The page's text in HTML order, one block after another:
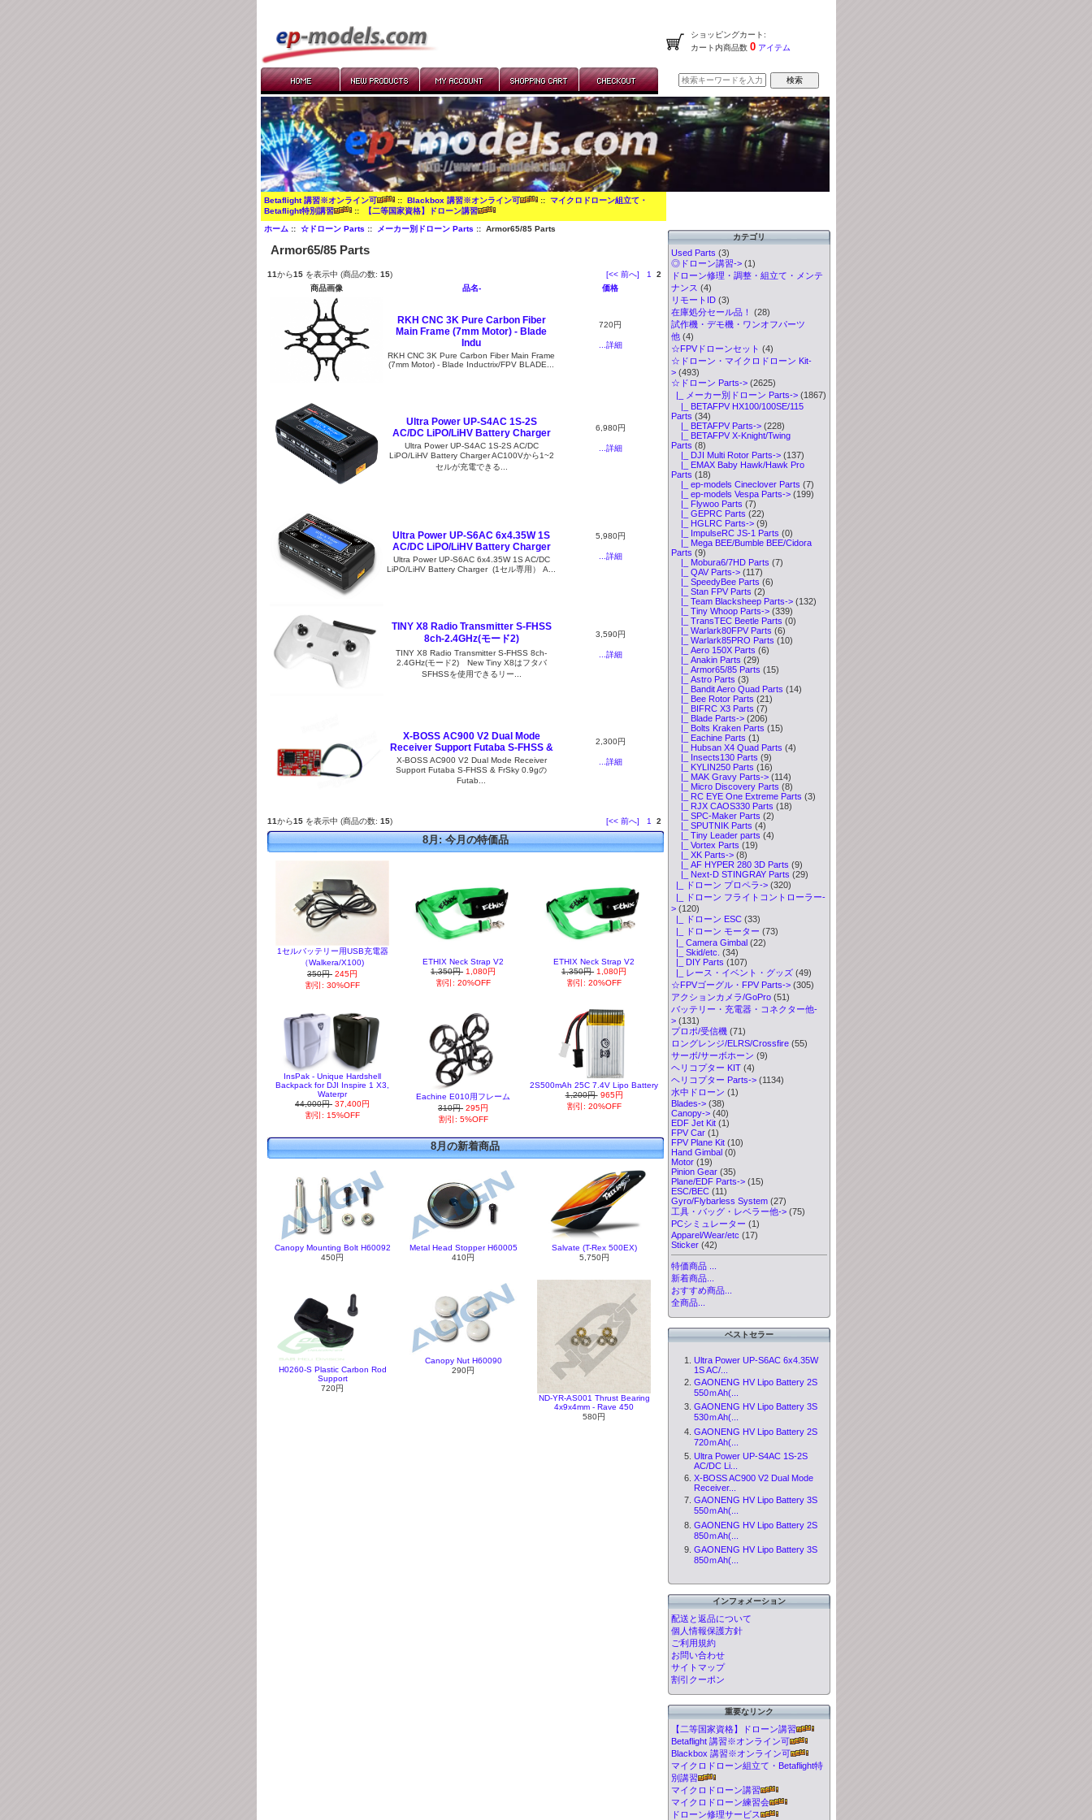
ショッピングカート:
カート内商品数 0アイテム
Betaflight 講習※オンライン可 ::Blackbox 講習※オンライン可 ::マイクロドローン組立て・
Betaflight特別講習
:: 【二等国家資格】ドローン講習
ホーム ::☆ドローン Parts :: メーカー別ドローン Parts :: Armor65/85 Parts
Armor65/85 Parts
11から15を表示中 (商品の数: 15) [<< 前へ] 1
2
商品画像
品名- 価格
RKH CNC 3K Pure Carbon Fiber
Main Frame (7mm Motor) - Blade
Indu
RKH CNC 3K Pure Carbon Fiber Main Frame
(7mm Motor) - Blade Inductrix/FPV BLADE...
720円
...詳細
Ultra Power UP-S4AC 1S-2S
AC/DC LiPO/LiHV Battery Charger
Ultra Power UP-S4AC 1S-2S AC/DC
LiPO/LiHV Battery Charger AC100Vから1~2
セルが充電できる...
6,980円
...詳細
Ultra Power UP-S6AC 6x4.35W 1S
AC/DC LiPO/LiHV Battery Charger
Ultra Power UP-S6AC 6x4.35W 1S AC/DC
LiPO/LiHV Battery Charger (1セル専用） A...
5,980円
...詳細
TINY X8 Radio Transmitter S-FHSS
8ch-2.4GHz(モード2)
TINY X8 Radio Transmitter S-FHSS 8ch-
2.4GHz(モード2) New Tiny X8はフタバ
SFHSSを使用できるリー...
3,590円
...詳細
X-BOSS AC900 V2 Dual Mode
Receiver Support Futaba S-FHSS &
X-BOSS AC900 V2 Dual Mode Receiver
Support Futaba S-FHSS & FrSky 0.9gの
Futab...
2,300円
...詳細
11から15を表示中 (商品の数: 15) [<< 前へ] 1 2
8月: 今月の特価品
1セルバッテリー用USB充電器
（Walkera/X100)
350円 245円
割引: 30%OFF
ETHIX Neck Strap V2
1,350円 1,080円
割引: 20%OFF
ETHIX Neck Strap V2
1,350円 1,080円
割引: 20%OFF
InsPak - Unique Hardshell
Backpack for DJI Inspire 1 X3,
Waterpr
44,000円 37,400円
割引: 15%OFF
Eachine E010用フレーム
310円 295円
割引: 5%OFF
2S500mAh 25C 7.4V Lipo Battery
1,200円 965円
割引: 20%OFF
8月の新着商品
Canopy Mounting Bolt H60092
450円
Metal Head Stopper H60005
410円
Salvate (T-Rex 500EX)
5,750円
H0260-S Plastic Carbon Rod
Support
720円
Canopy Nut H60090
290円
ND-YR-AS001 Thrust Bearing
4x9x4mm - Rave 450
580円
カテゴリ
Used Parts (3)
◎ドローン講習->(1)
ドローン修理・調整・組立て・メンテ
ナンス (4)
リモートID(3)
在庫処分セール品！
(28)
試作機・デモ機・ワンオフパーツ
他(4)
☆FPVドローンセット (4)
☆ドローン・マイクロドローン Kit-
>(493)
☆ドローン Parts->(2625)
|_ メーカー別ドローン Parts->(1867)
|_ BETAFPV HX100/100SE/115
Parts (34)
|_ BETAFPV Parts->(228)
|_ BETAFPV X-Knight/Twing
Parts (8)
|_ DJI Multi Rotor Parts->(137)
|_ EMAX Baby Hawk/Hawk Pro
Parts (18)
|_ ep-models Cineclover Parts (7)
|_ ep-models Vespa Parts->(199)
|_ Flywoo Parts (7)
|_ GEPRC Parts (22)
|_ HGLRC Parts->(9)
|_ ImpulseRC JS-1 Parts (0)
|_ Mega BEE/Bumble BEE/Cidora
Parts (9)
|_ Mobura6/7HD Parts (7)
|_ QAV Parts->(117)
|_ SpeedyBee Parts (6)
|_ Stan FPV Parts (2)
|_ Team Blacksheep Parts->(132)
|_ Tiny Whoop Parts->(339)
|_ TransTEC Beetle Parts (0)
|_ Warlark80FPV Parts (6)
|_ Warlark85PRO Parts (10)
|_ Aero 150X Parts (6)
|_ Anakin Parts (29)
|_ Armor65/85 Parts (15)
|_ Astro Parts (3)
|_ Bandit Aero Quad Parts (14)
|_ Bee Rotor Parts (21)
|_ BIFRC X3 Parts (7)
|_ Blade Parts->(206)
|_ Bolts Kraken Parts (15)
|_ Eachine Parts (1)
|_ Hubsan X4 Quad Parts (4)
|_ Insects130 Parts (9)
|_ KYLIN250 Parts (16)
|_ MAK Gravy Parts->(114)
|_ Micro Discovery Parts (8)
|_ RC EYE One Extreme Parts (3)
|_ RJX CAOS330 Parts (18)
|_ SPC-Maker Parts (2)
|_ SPUTNIK Parts (4)
|_ Tiny Leader parts (4)
|_ Vortex Parts (19)
|_ XK Parts->(8)
|_ AF HYPER 280 3D Parts (9)
|_ Next-D STINGRAY Parts (29)
|_ ドローン プロペラ->(320)
|_ ドローン フライトコントローラー-
>(120)
|_ ドローン ESC(33)
|_ ドローン モーター (73)
|_ Camera Gimbal(22)
|_ Skid/etc. (34)
|_ DIY Parts (107)
|_ レース・イベント・グッズ(49)
☆FPVゴーグル・FPV Parts->(305)
アクションカメラ/GoPro(51)
バッテリー・充電器・コネクター他-
>(131)
プロポ/受信機(71)
ロングレンジ/ELRS/Crossfire(55)
サーボ/サーボホーン (9)
ヘリコプター KIT(4)
ヘリコプター Parts->(1134)
水中ドローン (1)
Blades->(38)
Canopy->(40)
EDF Jet Kit(1)
FPV Car(1)
FPV Plane Kit(10)
Hand Gimbal(0)
Motor(19)
Pinion Gear(35)
Plane/EDF Parts->(15)
ESC/BEC(11)
Gyro/Flybarless System(27)
工具・バッグ・レベラー他->(75)
PCシミュレーター (1)
Apparel/Wear/etc (17)
Sticker(42)
特価商品 ...
新着商品...
おすすめ商品...
全商品...
ベストセラー
Ultra Power UP-S6AC 6x4.35W
1S AC/...
GAONENG HV Lipo Battery 2S
550ｍAh(...
GAONENG HV Lipo Battery 3S
530ｍAh(...
GAONENG HV Lipo Battery 2S
720ｍAh(...
Ultra Power UP-S4AC 1S-2S
AC/DC Li...
X-BOSS AC900 V2 Dual Mode
Receiver...
GAONENG HV Lipo Battery 3S
550ｍAh(...
GAONENG HV Lipo Battery 2S
850ｍAh(...
GAONENG HV Lipo Battery 3S
850ｍAh(...
インフォメーション
配送と返品について
個人情報保護方針
ご利用規約
お問い合わせ
サイトマップ
割引クーポン
重要なリンク
【二等国家資格】ドローン講習
Betaflight 講習※オンライン可
Blackbox 講習※オンライン可
マイクロドローン組立て・Betaflight特
別講習
マイクロドローン講習
マイクロドローン練習会
ドローン修理サービス